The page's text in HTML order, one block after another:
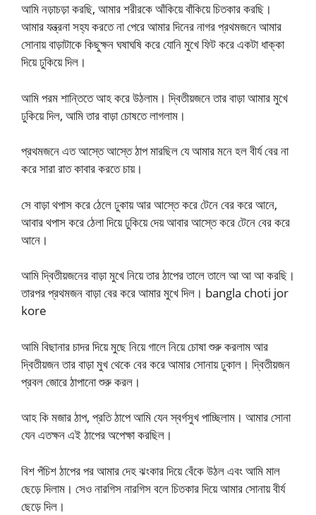
আমি নড়াচড়া করছি, আমার শরীরকে আঁকিয়ে বাঁকিয়ে চিতকার করছি।
আমার যন্ত্রনা সহ্য করতে না পেরে আমার দিনের নাগর প্রথমজনে আমার
সোনায় বাড়াটাকে কিছুক্ষন ঘষাঘষি করে যোনি মুখে ফিট করে একটা ধাক্কা
দিয়ে ঢুকিয়ে দিল।
আমি পরম শান্তিতে আহ করে উঠলাম। দ্বিতীয়জনে তার বাড়া আমার মুখে
ঢুকিয়ে দিল, আমি তার বাড়া চোষতে লাগলাম।
প্রথমজনে এত আস্তে আস্তে ঠাপ মারছিল যে আমার মনে হল বীর্য বের না
করে সারা রাত কাবার করতে চায়।
সে বাড়া থপাস করে ঠেলে ঢুকায় আর আস্তে করে টেনে বের করে আনে,
আবার থপাস করে ঠেলা দিয়ে ঢুকিয়ে দেয় আবার আস্তে করে টেনে বের করে
আনে।
আমি দ্বিতীয়জনের বাড়া মুখে নিয়ে তার ঠাপের তালে তালে আ আ আ করছি।
তারপর প্রথমজন বাড়া বের করে আমার মুখে দিল। bangla choti jor
kore
আমি বিছানার চাদর দিয়ে মুছে নিয়ে গালে নিয়ে চোষা শুরু করলাম আর
দ্বিতীয়জন তার বাড়া মুখ থেকে বের করে আমার সোনায় ঢুকাল। দ্বিতীয়জন
প্রবল জোরে ঠাপানো শুরু করল।
আহ কি মজার ঠাপ, প্রতি ঠাপে আমি যেন স্বর্গসুখ পাচ্ছিলাম। আমার সোনা
যেন এতক্ষন এই ঠাপের অপেক্ষা করছিল।
বিশ পঁচিশ ঠাপের পর আমার দেহ ঝংকার দিয়ে বেঁকে উঠল এবং আমি মাল
ছেড়ে দিলাম। সেও নারগিস নারগিস বলে চিতকার দিয়ে আমার সোনায় বীর্য
ছেড়ে দিল।